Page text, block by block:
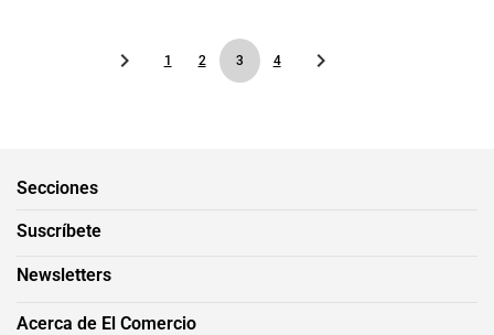
1 2 3 4
Secciones
Suscríbete
Newsletters
Acerca de El Comercio